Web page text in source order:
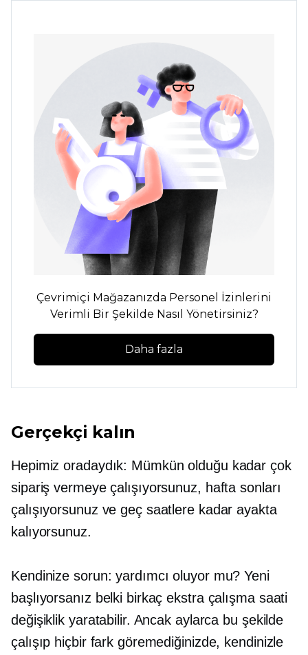
Çevrimiçi Mağazanızda Personel İzinlerini
Verimli Bir Şekilde Nasıl Yönetirsiniz?
Daha fazla
Gerçekçi kalın
Hepimiz oradaydık: Mümkün olduğu kadar çok
sipariş vermeye çalışıyorsunuz, hafta sonları
çalışıyorsunuz ve geç saatlere kadar ayakta
kalıyorsunuz.
Kendinize sorun: yardımcı oluyor mu? Yeni
başlıyorsanız belki birkaç ekstra çalışma saati
değişiklik yaratabilir. Ancak aylarca bu şekilde
çalışıp hiçbir fark göremediğinizde, kendinizle